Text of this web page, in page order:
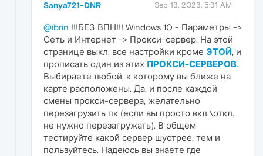
Sanya721-DNR Sep 13, 2023, 5:31 AM
@ibrin !!!БЕЗ ВПН!!! Windows 10 - Параметры ->
Сеть и Интернет -> Прокси-сервер. На этой
странице выкл. все настройки кроме ЭТОЙ, и
прописать один из этих ПРОКСИ-СЕРВЕРОВ.
Выбираете любой, к которому вы ближе на
карте расположены. Да, и после каждой
смены прокси-сервера, желательно
перезагрузить пк (если вы просто вкл.\откл.
не нужно перезагружать). В общем
тестируйте какой сервер шустрее, тем и
пользуйтесь. Надеюсь вы знаете где